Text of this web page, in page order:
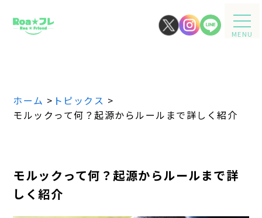
MENU
ホーム > トピックス >
モルックって何？起源からルールまで詳しく紹介
モルックって何？起源からルールまで詳
しく紹介